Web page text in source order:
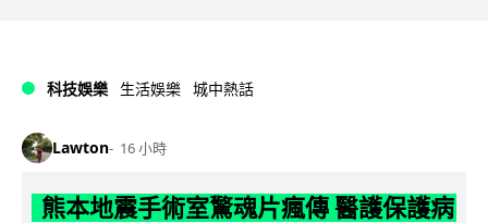
科技娛樂 生活娛樂 城中熱話
Lawton 16 小時
熊本地震手術室驚魂片瘋傳 醫護保護病